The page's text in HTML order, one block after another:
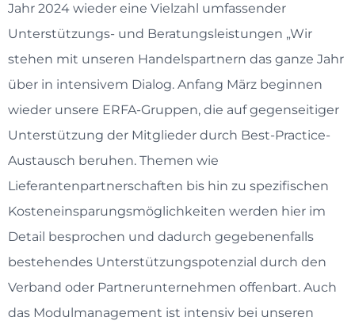
Jahr 2024 wieder eine Vielzahl umfassender
Unterstützungs- und Beratungsleistungen „Wir
stehen mit unseren Handelspartnern das ganze Jahr
über in intensivem Dialog. Anfang März beginnen
wieder unsere ERFA-Gruppen, die auf gegenseitiger
Unterstützung der Mitglieder durch Best-Practice-
Austausch beruhen. Themen wie
Lieferantenpartnerschaften bis hin zu spezifischen
Kosteneinsparungsmöglichkeiten werden hier im
Detail besprochen und dadurch gegebenenfalls
bestehendes Unterstützungspotenzial durch den
Verband oder Partnerunternehmen offenbart. Auch
das Modulmanagement ist intensiv bei unseren